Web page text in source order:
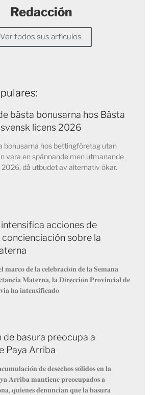
Redacción
Ver todos sus artículos
bästa bonusarna hos Bästa
licens 2026
bonusarna hos bettingföretag utan
vara en spännande men utmanande
då utbudet av alternativ ökar.
intensifica acciones de
sobre la
𝐦𝐚𝐫𝐜𝐨 𝐝𝐞 𝐥𝐚 𝐜𝐞𝐥𝐞𝐛𝐫𝐚𝐜𝐢𝐨́𝐧 𝐝𝐞 𝐥𝐚 𝐒𝐞𝐦𝐚𝐧𝐚
𝐌𝐚𝐭𝐞𝐫𝐧𝐚, 𝐥𝐚 𝐃𝐢𝐫𝐞𝐜𝐜𝐢𝐨́𝐧 𝐏𝐫𝐨𝐯𝐢𝐧𝐜𝐢𝐚𝐥 𝐝𝐞
𝐡𝐚 𝐢𝐧𝐭𝐞𝐧𝐬𝐢𝐟𝐢𝐜𝐚𝐝𝐨
de basura preocupa a
Paya Arriba
𝐝𝐞 𝐝𝐞𝐬𝐞𝐜𝐡𝐨𝐬 𝐬𝐨́𝐥𝐢𝐝𝐨𝐬 𝐞𝐧 𝐥𝐚
𝐀𝐫𝐫𝐢𝐛𝐚 𝐦𝐚𝐧𝐭𝐢𝐞𝐧𝐞 𝐩𝐫𝐞𝐨𝐜𝐮𝐩𝐚𝐝𝐨𝐬 𝐚
𝐪𝐮𝐢𝐞𝐧𝐞𝐬 𝐝𝐞𝐧𝐮𝐧𝐜𝐢𝐚𝐧 𝐪𝐮𝐞 𝐥𝐚 𝐛𝐚𝐬𝐮𝐫𝐚